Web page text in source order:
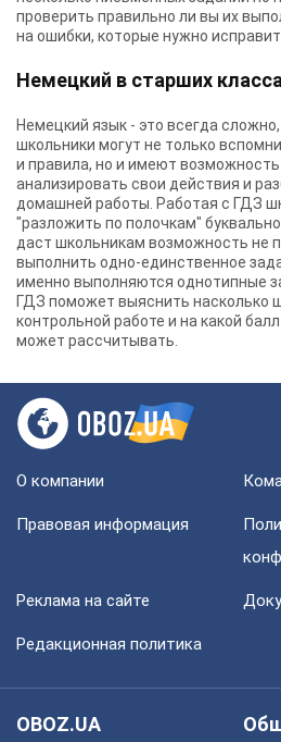
проверить правильно ли вы их
на ошибки, которые нужно
Немецкий в старших
Немецкий язык - это всегда
школьники могут не только
и правила, но и имеют
анализировать свои действия и
домашней работы. Работая с ГДЗ
"разложить по полочкам"
даст школьникам возможность не
выполнить одно-единственное
именно выполняются однотипные
ГДЗ поможет выяснить насколько
контрольной работе и на какой
может рассчитывать.
О компании
Правовая информация
Реклама на сайте
Редакционная политика
OBOZ.UA